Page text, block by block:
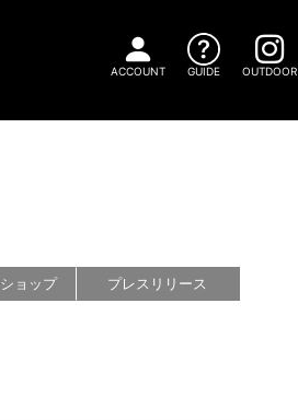
ACCOUNT GUIDE OUTDOOR
ショップ プレス リリース